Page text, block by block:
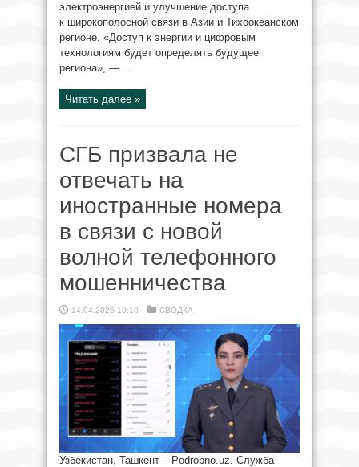
электроэнергией и улучшение доступа
к широкополосной связи в Азии и Тихоокеанском
регионе. «Доступ к энергии и цифровым
технологиям будет определять будущее
региона», — ...
Читать далее »
СГБ призвала не
отвечать на
иностранные номера
в связи с новой
волной телефонного
мошенничества
14.04.2026 10:10 СВОДКА
Узбекистан, Ташкент – Podrobno.uz. Служба